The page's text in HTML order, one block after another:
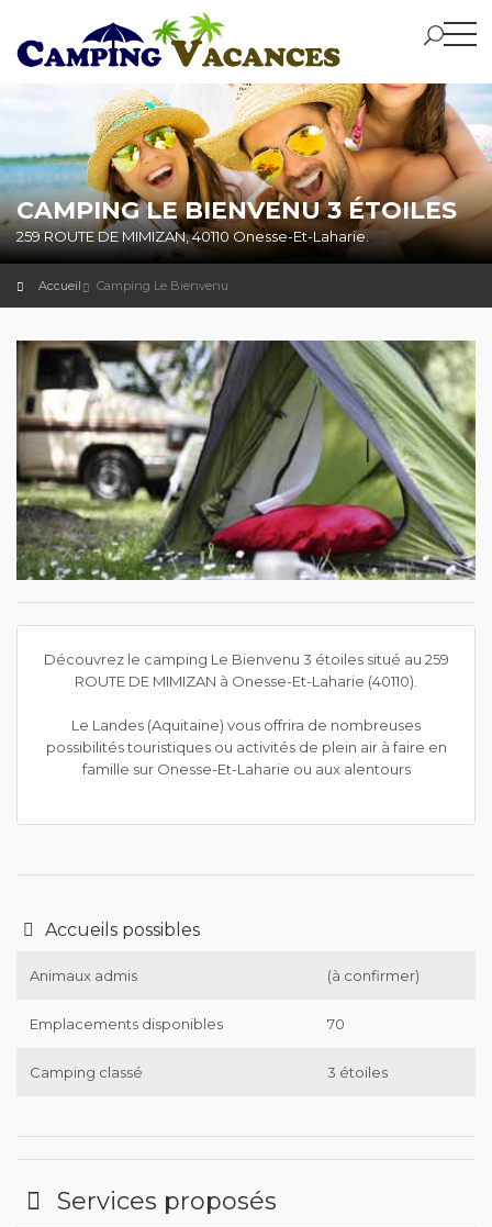
CAMPING LE BIENVENU 3 ÉTOILES
259 ROUTE DE MIMIZAN, 40110 Onesse-Et-Laharie.
Accueil Camping Le Bienvenu
Découvrez le camping Le Bienvenu 3 étoiles situé au 259
ROUTE DE MIMIZAN à Onesse-Et-Laharie (40110).
Le Landes (Aquitaine) vous offrira de nombreuses
possibilités touristiques ou activités de plein air à faire en
famille sur Onesse-Et-Laharie ou aux alentours
Accueils possibles
Animaux admis (à confirmer)
Emplacements disponibles 70
Camping classé 3 étoiles
Services proposés